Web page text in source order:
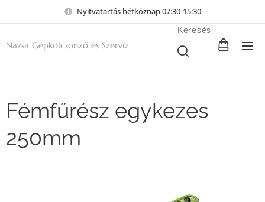
Nyitvatartás hétköznap 07:30-15:30
Nazsa Gépkölcsönző és Szervíz
Keresés
Fémfűrész egykezes
250mm